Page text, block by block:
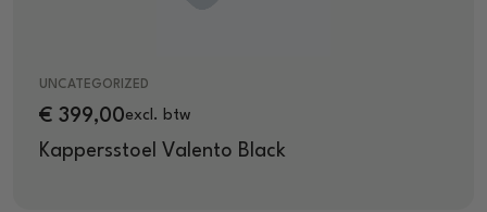
UNCATEGORIZED
Kappersstoel Valento Black
€ 399,00excl. btw